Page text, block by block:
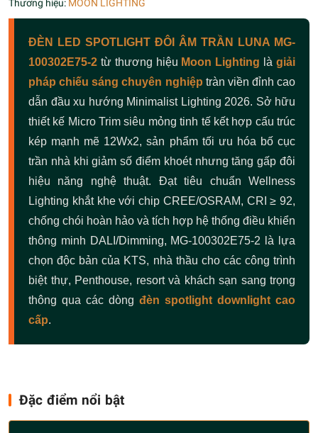
Thương hiệu: MOON LIGHTING
ĐÈN LED SPOTLIGHT ĐÔI ÂM TRẦN LUNA MG-
100302E75-2 từ thương hiệu Moon Lighting làgiải
pháp chiếu sáng chuyên nghiệp tràn viền đỉnh cao
dẫn đầu xu hướng Minimalist Lighting 2026. Sở hữu
thiết kế Micro Trim siêu mỏng tinh tế kết hợp cấu trúc
kép mạnh mẽ 12Wx2, sản phẩm tối ưu hóa bố cục
trần nhà khi giảm số điểm khoét nhưng tăng gấp đôi
hiệu năng nghệ thuật. Đạt tiêu chuẩn Wellness
Lighting khắt khe với chip CREE/OSRAM, CRI ≥ 92,
chống chói hoàn hảo và tích hợp hệ thống điều khiển
thông minh DALI/Dimming, MG-100302E75-2 là lựa
chọn độc bản của KTS, nhà thầu cho các công trình
biệt thự, Penthouse, resort và khách sạn sang trọng
thông qua các dòng đèn spotlight downlight cao
cấp.
Đặc điểm nổi bật